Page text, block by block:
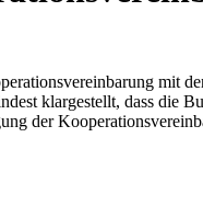
mit
klargestellt, dass die
der